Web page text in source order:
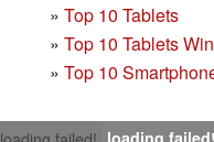
» Top 10 Tablets
» Top 10 Tablets
» Top 10
loading failed!